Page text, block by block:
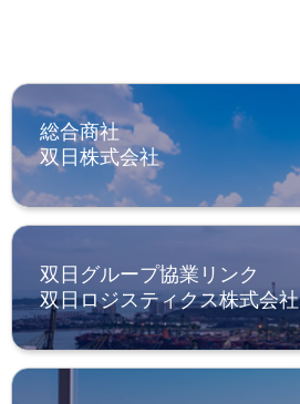
総合商社
双日株式会社
双日グループ協業リンク
双日ロジスティクス株式会社